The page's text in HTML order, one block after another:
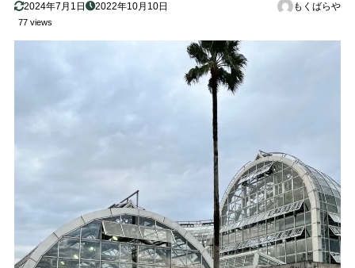
2024年7月1日 2022年10月10日 もくばらや
77 views